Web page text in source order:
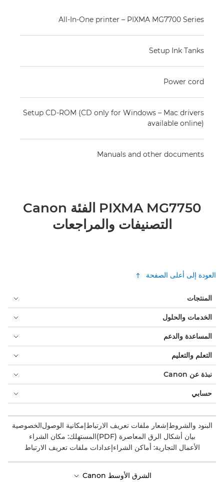
All-In-One printer – PIXMA MG7700 Series
Setup Ink Tanks
Power cord
Setup CD-ROM (CD only for Windows – Mac drivers
available online)
Manuals and other documents
Canon الفئة PIXMA MG7750
التصنيفات والمراجعات
العودة إلى أعلى الصفحة
المنتجات
الخدمات والحلول
المساعدة والدعم
التعلم والتعليم
نبذة عن Canon
حسابي
البنود والشروطإشعار ملفات تعريف الارتباطإمكانية الوصولالخصوصية
بيان أشكال الرق المعاصرة (PDF)
المستهلك: مكان الشراء
الأعمال التجارية: أماكن الشراءإعدادات ملفات تعريف الارتباط
الشرق الأوسط Canon